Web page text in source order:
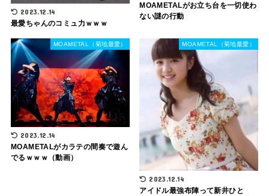
2023.12.14
最愛ちゃんのコミュ力ｗｗｗ
MOAMETALがお立ち台を一切使わ
ない謎の行動
MOAMETAL（菊地最愛）
2023.12.14
MOAMETALがカラテの間奏で遊ん
でるｗｗｗ（動画）
MOAMETAL（菊地最愛）
2023.12.14
アイドル最強布陣って新井ひと